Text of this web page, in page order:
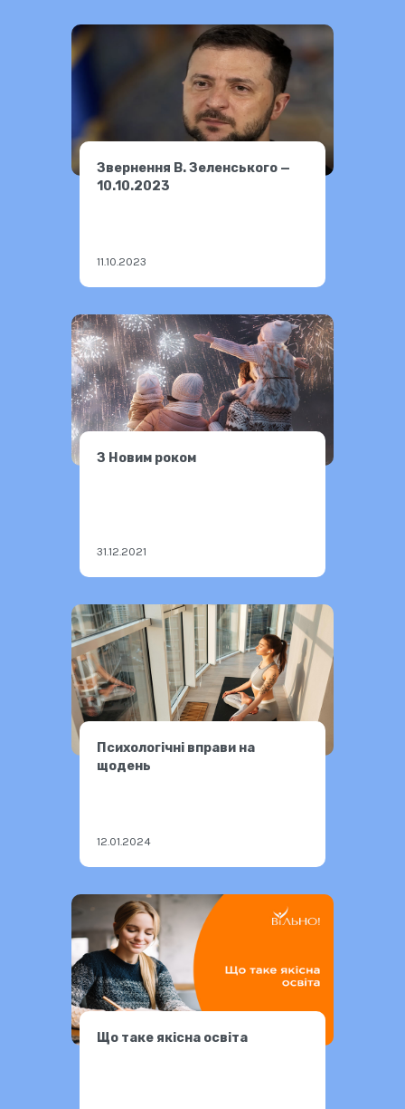
Звернення В. Зеленського —
10.10.2023
11.10.2023
З Новим роком
31.12.2021
Психологічні вправи на
щодень
12.01.2024
Що таке якісна освіта